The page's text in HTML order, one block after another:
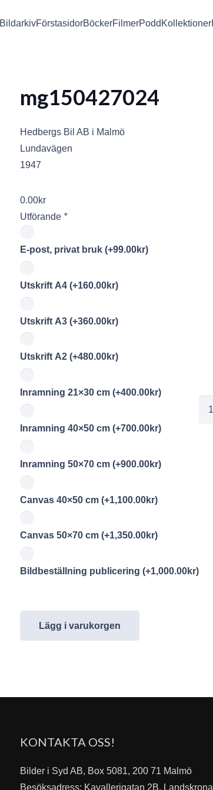
BildarkivFörstasidorBöckerFilmerPodd Kollektioner
mg150427024
Hedbergs Bil AB i Malmö
Lundavägen
1947
0.00kr
Utförande *
E-post, privat bruk (+99.00kr)
Utskrift A4 (+160.00kr)
Utskrift A3 (+360.00kr)
Utskrift A2 (+480.00kr)
Inramning 21×30 cm (+400.00kr)
Inramning 40×50 cm (+700.00kr)
Inramning 50×70 cm (+900.00kr)
Canvas 40×50 cm (+1,100.00kr)
Canvas 50×70 cm (+1,350.00kr)
Bildbeställning publicering (+1,000.00kr)
Lägg i varukorgen
KONTAKTA OSS!
Bilder i Syd AB, Box 5081, 200 71 Malmö
Besöksadress: Kavallerigatan 2B, Landskrona